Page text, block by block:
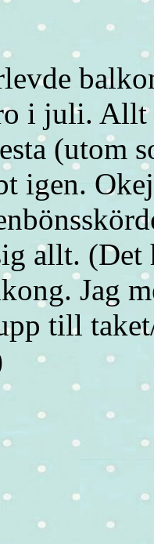
i juli. Allt
(utom
igen.
allt. (Det
Jag
till